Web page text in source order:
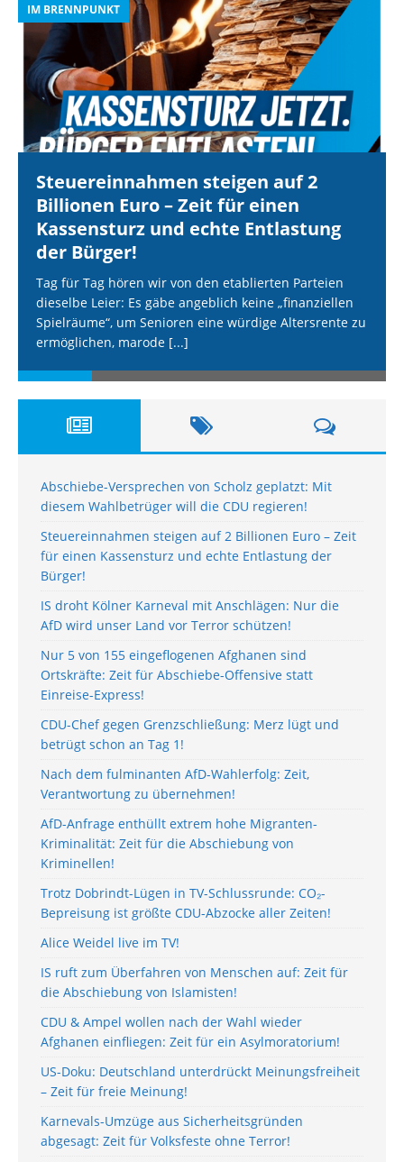
IM BRENNPUNKT
Steuereinnahmen steigen auf 2
Billionen Euro – Zeit für einen
Kassensturz und echte Entlastung
der Bürger!
Tag für Tag hören wir von den etablierten Parteien
dieselbe Leier: Es gäbe angeblich keine „finanziellen
Spielräume“, um Senioren eine würdige Altersrente zu
ermöglichen, marode [...]
Abschiebe-Versprechen von Scholz geplatzt: Mit
diesem Wahlbetrüger will die CDU regieren!
Steuereinnahmen steigen auf 2 Billionen Euro – Zeit
für einen Kassensturz und echte Entlastung der
Bürger!
IS droht Kölner Karneval mit Anschlägen: Nur die
AfD wird unser Land vor Terror schützen!
Nur 5 von 155 eingeflogenen Afghanen sind
Ortskräfte: Zeit für Abschiebe-Offensive statt
Einreise-Express!
CDU-Chef gegen Grenzschließung: Merz lügt und
betrügt schon an Tag 1!
Nach dem fulminanten AfD-Wahlerfolg: Zeit,
Verantwortung zu übernehmen!
AfD-Anfrage enthüllt extrem hohe Migranten-
Kriminalität: Zeit für die Abschiebung von
Kriminellen!
Trotz Dobrindt-Lügen in TV-Schlussrunde: CO₂-
Bepreisung ist größte CDU-Abzocke aller Zeiten!
Alice Weidel live im TV!
IS ruft zum Überfahren von Menschen auf: Zeit für
die Abschiebung von Islamisten!
CDU & Ampel wollen nach der Wahl wieder
Afghanen einfliegen: Zeit für ein Asylmoratorium!
US-Doku: Deutschland unterdrückt Meinungsfreiheit
– Zeit für freie Meinung!
Karnevals-Umzüge aus Sicherheitsgründen
abgesagt: Zeit für Volksfeste ohne Terror!